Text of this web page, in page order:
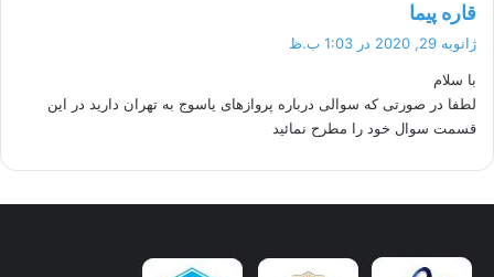
قاره پیما
ف
ژانویه 29, 2020 در 1:03 ب.ظ
با سلام
لطفا در صورتی که سوالی درباره پروازهای یاسوج به تهران دارید در این
قسمت سوال خود را مطرح نمائید